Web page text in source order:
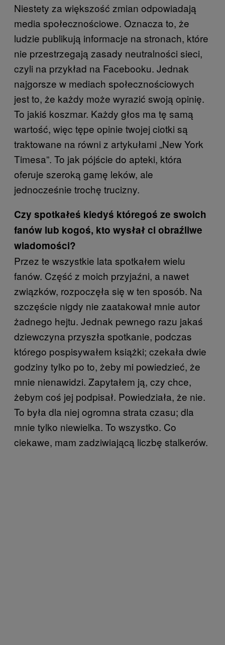
Niestety za większość zmian odpowiadają
media społecznościowe. Oznacza to, że
ludzie publikują informacje na stronach, które
nie przestrzegają zasady neutralności sieci,
czyli na przykład na Facebooku. Jednak
najgorsze w mediach społecznościowych
jest to, że każdy może wyrazić swoją opinię.
To jakiś koszmar. Każdy głos ma tę samą
wartość, więc tępe opinie twojej ciotki są
traktowane na równi z artykułami „New York
Timesa”. To jak pójście do apteki, która
oferuje szeroką gamę leków, ale
jednocześnie trochę trucizny.
Czy spotkałeś kiedyś któregoś ze swoich
fanów lub kogoś, kto wysłał ci obraźliwe
wiadomości?
Przez te wszystkie lata spotkałem wielu
fanów. Część z moich przyjaźni, a nawet
związków, rozpoczęła się w ten sposób. Na
szczęście nigdy nie zaatakował mnie autor
żadnego hejtu. Jednak pewnego razu jakaś
dziewczyna przyszła spotkanie, podczas
którego pospisywałem książki; czekała dwie
godziny tylko po to, żeby mi powiedzieć, że
mnie nienawidzi. Zapytałem ją, czy chce,
żebym coś jej podpisał. Powiedziała, że nie.
To była dla niej ogromna strata czasu; dla
mnie tylko niewielka. To wszystko. Co
ciekawe, mam zadziwiającą liczbę stalkerów.